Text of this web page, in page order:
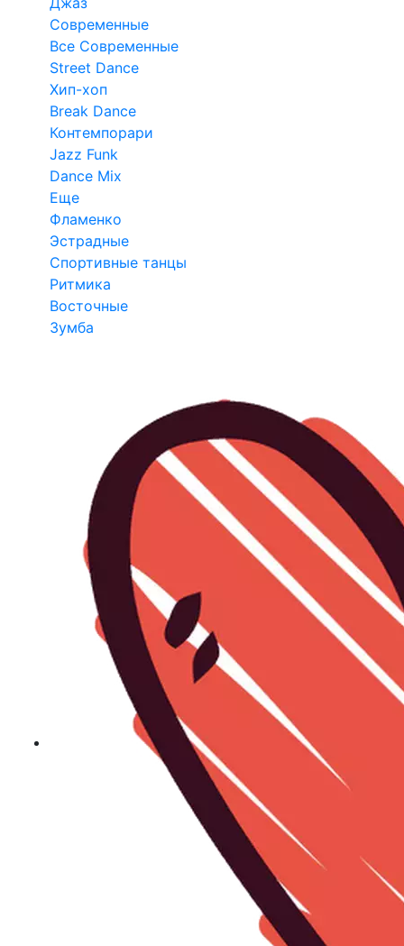
Современные
Все Современные
Street Dance
Хип-хоп
Break Dance
Контемпорари
Jazz Funk
Dance Mix
Еще
Фламенко
Эстрадные
Спортивные танцы
Ритмика
Восточные
Зумба